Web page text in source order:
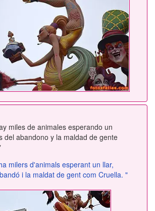
miles de animales esperando un
del abandono y la maldad de gente
milers d'animals esperant un llar,
i la maldat de gent com Cruella. "